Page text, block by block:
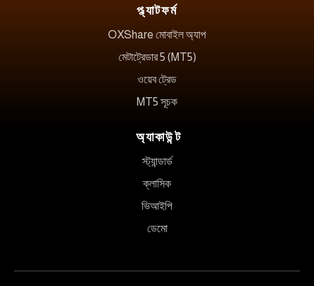
প্ল্যাটফর্ম
OXShare মোবাইল অ্যাপ
মেটাট্রেডার 5 (MT5)
ওয়েব ট্রেড
MT5 সূচক
অ্যাকাউন্ট
স্ট্যান্ডার্ড
ক্লাসিক
ভিআইপি
ডেমো